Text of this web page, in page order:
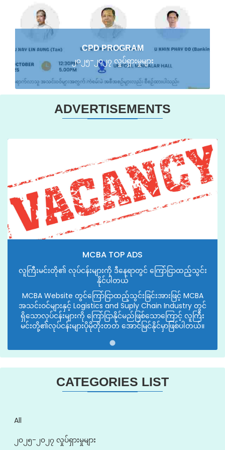
CPD PROGRAM
၂၀၂၅-၂၀၂၇ လှုပ်ရှားမှုများ
ADVERTISEMENTS
MCBA TOP ADS
လူကြီးမင်းတို၏ လုပ်ငန်းများကို ဒီနေရာတွင် ကြော်ငြာထည့်သွင်း
နိုင်ပါတယ်
MCBA Website တွင်ကြော်ငြာထည့်သွင်းခြင်းအားဖြင့် MCBA
အသင်းဝင်များနှင့် Logistics and Suply Chain Industry တွင်
ရှိသောလုပ်ငန်းများကို ကြော်ငြာနိုင်မည်ဖြစ်သောကြောင့် လူကြီး
မင်းတို့၏လုပ်ငန်းများပိုမိုတိုးတတ် အောင်မြင်နိုင်မှာဖြစ်ပါတယ်။
CATEGORIES LIST
All
၂၀၂၅-၂၀၂၇ လှုပ်ရှားမှုများ